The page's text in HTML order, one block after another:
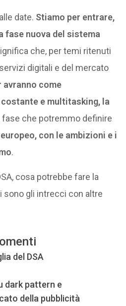
date. Stiamo per entrare,
fase nuova del sistema
che, per temi ritenuti
digitali e del mercato
avranno come
e multitasking, la
fase che potremmo definire
con le ambizioni e i
.
cosa potrebbe fare la
sono gli intrecci con altre
del DSA
dark pattern e
della pubblicità